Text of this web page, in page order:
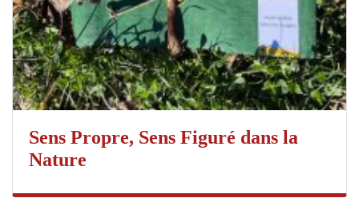
Sens Propre, Sens Figuré dans la
Nature